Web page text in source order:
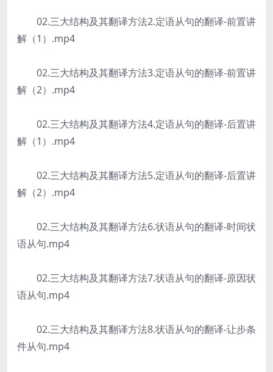
02.三大结构及其翻译方法2.定语从句的翻译-前置讲
解（1）.mp4
02.三大结构及其翻译方法3.定语从句的翻译-前置讲
解（2）.mp4
02.三大结构及其翻译方法4.定语从句的翻译-后置讲
解（1）.mp4
02.三大结构及其翻译方法5.定语从句的翻译-后置讲
解（2）.mp4
02.三大结构及其翻译方法6.状语从句的翻译-时间状
语从句.mp4
02.三大结构及其翻译方法7.状语从句的翻译-原因状
语从句.mp4
02.三大结构及其翻译方法8.状语从句的翻译-让步条
件从句.mp4